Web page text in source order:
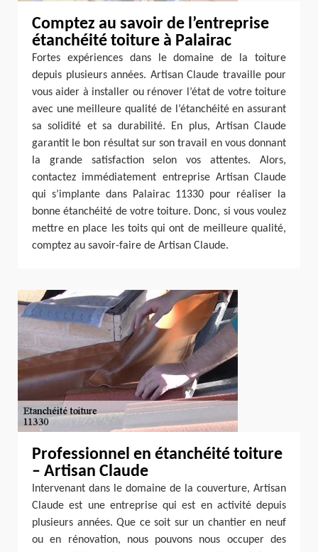
Comptez au savoir de l’entreprise
étanchéité toiture à Palairac
Fortes expériences dans le domaine de la toiture
depuis plusieurs années. Artisan Claude travaille pour
vous aider à installer ou rénover l’état de votre toiture
avec une meilleure qualité de l’étanchéité en assurant
sa solidité et sa durabilité. En plus, Artisan Claude
garantit le bon résultat sur son travail en vous donnant
la grande satisfaction selon vos attentes. Alors,
contactez immédiatement entreprise Artisan Claude
qui s’implante dans Palairac 11330 pour réaliser la
bonne étanchéité de votre toiture. Donc, si vous voulez
mettre en place les toits qui ont de meilleure qualité,
comptez au savoir-faire de Artisan Claude.
Professionnel en étanchéité toiture
– Artisan Claude
Intervenant dans le domaine de la couverture, Artisan
Claude est une entreprise qui est en activité depuis
plusieurs années. Que ce soit sur un chantier en neuf
ou en rénovation, nous pouvons nous occuper des